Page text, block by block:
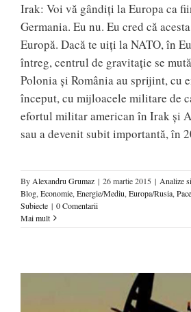
Irak: Voi vă gândiţi la Europa ca
Germania. Eu nu. Eu cred că
Europă. Dacă te uiţi la NATO, în
întreg, centrul de gravitaţie se
Polonia şi România au sprijint, cu
început, cu mijloacele militare de
efortul militar american în Irak şi
sau a devenit subit importantă, în
By Alexandru Grumaz | 26 martie 2015 | Analize
Blog, Economie, Energie/Mediu, Europa/Rusia,
Subiecte | 0 Comentarii
Mai mult